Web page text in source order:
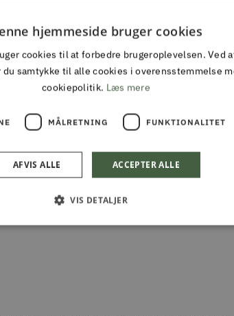
SOLAR?
hjemmeside bruger cookies
cookies til at forbedre brugeroplevelsen. Ved
samtykke til alle cookies i overensstemmelse
cookiepolitik. Læs mere
MÅLRETNING FUNKTIONALITET
ACCEPTER ALLE
AFVIS ALLE
VIS DETALJER